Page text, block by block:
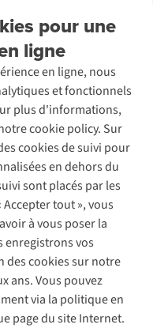
23
Care Plus
Secours
€38,75
couleur
pour une
ligne
en ligne, nous
et fonctionnels
plus d'informations,
cookie policy. Sur
cookies de suivi pour
en dehors du
sont placés par les
tout », vous
à vous poser la
enregistrons vos
des cookies sur notre
ans. Vous pouvez
via la politique en
page du site Internet.